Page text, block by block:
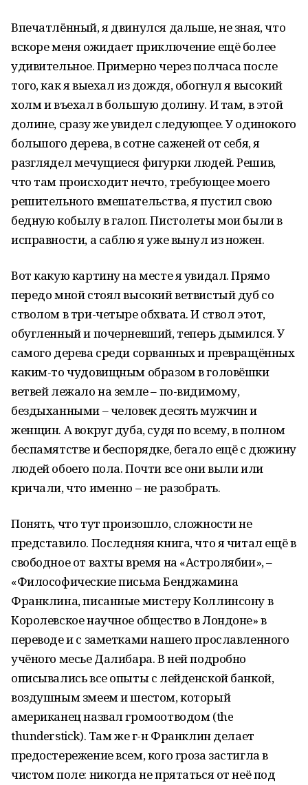
Впечатлённый, я двинулся дальше, не зная, что
вскоре меня ожидает приключение ещё более
удивительное. Примерно через полчаса после
того, как я выехал из дождя, обогнул я высокий
холм и въехал в большую долину. И там, в этой
долине, сразу же увидел следующее. У одинокого
большого дерева, в сотне саженей от себя, я
разглядел мечущиеся фигурки людей. Решив,
что там происходит нечто, требующее моего
решительного вмешательства, я пустил свою
бедную кобылу в галоп. Пистолеты мои были в
исправности, а саблю я уже вынул из ножен.
Вот какую картину на месте я увидал. Прямо
передо мной стоял высокий ветвистый дуб со
стволом в три-четыре обхвата. И ствол этот,
обугленный и почерневший, теперь дымился. У
самого дерева среди сорванных и превращённых
каким-то чудовищным образом в головёшки
ветвей лежало на земле – по-видимому,
бездыханными – человек десять мужчин и
женщин. А вокруг дуба, судя по всему, в полном
беспамятстве и беспорядке, бегало ещё с дюжину
людей обоего пола. Почти все они выли или
кричали, что именно – не разобрать.
Понять, что тут произошло, сложности не
представило. Последняя книга, что я читал ещё в
свободное от вахты время на «Астролябии», –
«Философические письма Бенджамина
Франклина, писанные мистеру Коллинсону в
Королевское научное общество в Лондоне» в
переводе и с заметками нашего прославленного
учёного месье Далибара. В ней подробно
описывались все опыты с лейденской банкой,
воздушным змеем и шестом, который
американец назвал громоотводом (the
thunderstick). Там же г-н Франклин делает
предостережение всем, кого гроза застигла в
чистом поле: никогда не прятаться от неё под